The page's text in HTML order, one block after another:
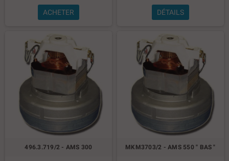
ACHETER DÉTAILS
496.3.719/2 - AMS 300 MKM3703/2 - AMS 550 " BAS "